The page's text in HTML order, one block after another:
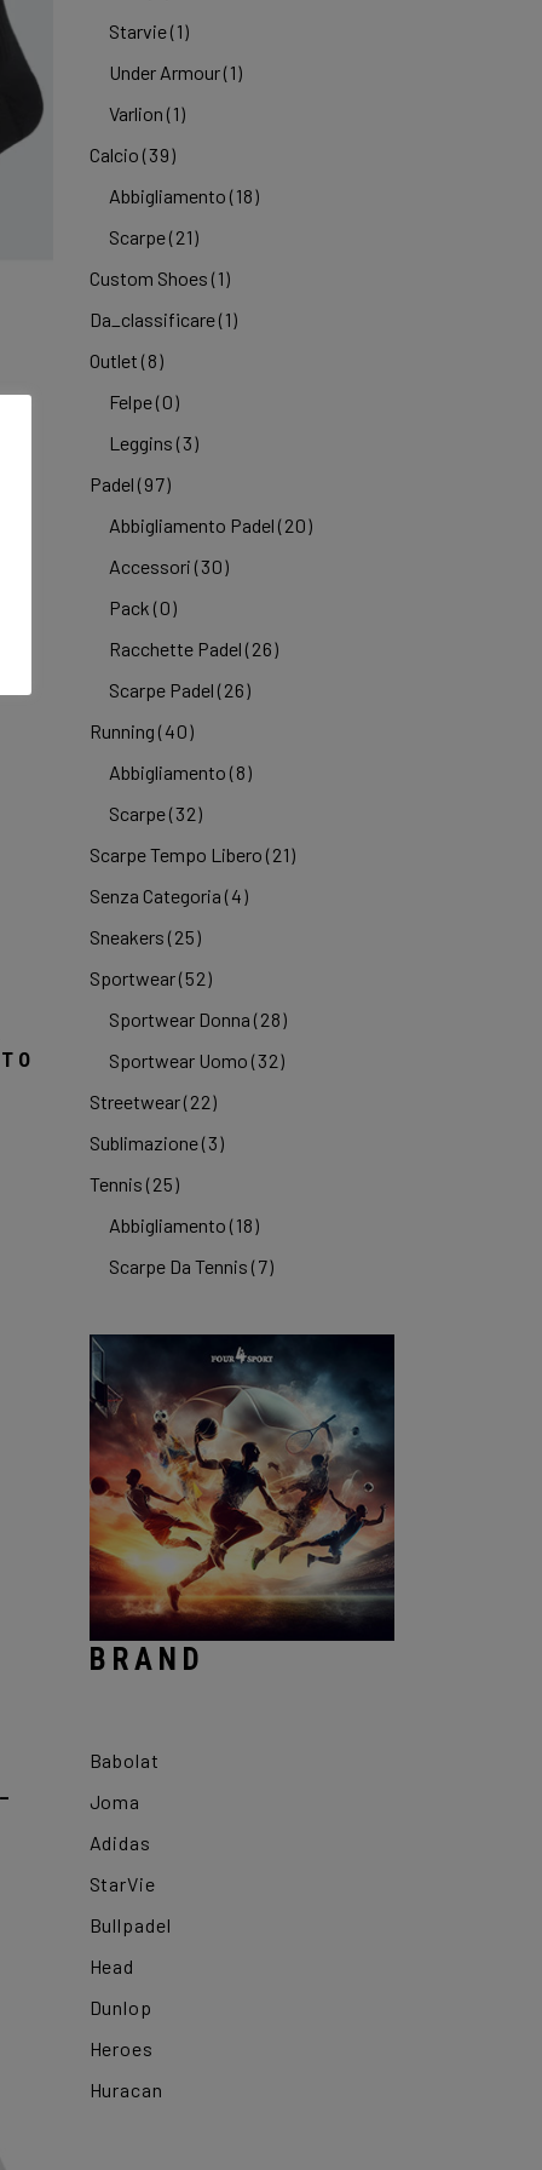
Starvie (1)
Under Armour (1)
Varlion (1)
Calcio (39)
Abbigliamento (18)
Scarpe (21)
Custom Shoes (1)
Da_classificare (1)
Outlet (8)
Felpe (0)
Leggins (3)
Padel (97)
Abbigliamento Padel (20)
Accessori (30)
Pack (0)
Racchette Padel (26)
Scarpe Padel (26)
Running (40)
Abbigliamento (8)
Scarpe (32)
Scarpe Tempo Libero (21)
Senza Categoria (4)
Sneakers (25)
Sportwear (52)
Sportwear Donna (28)
Sportwear Uomo (32)
Streetwear (22)
Sublimazione (3)
Tennis (25)
Abbigliamento (18)
Scarpe Da Tennis (7)
BRAND
Babolat
Joma
Adidas
StarVie
Bullpadel
Head
Dunlop
Heroes
Huracan